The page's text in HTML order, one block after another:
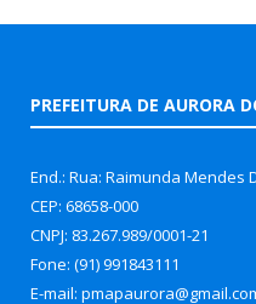
PREFEITURA DE AURORA
End.: Rua: Raimunda Mendes
CEP: 68658-000
CNPJ: 83.267.989/0001-21
Fone: (91) 991843111
E-mail: